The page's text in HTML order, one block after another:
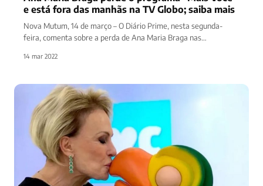
e está fora das manhãs na TV Globo; saiba mais
Nova Mutum, 14 de março – O Diário Prime, nesta segunda-
feira, comenta sobre a perda de Ana Maria Braga nas…
14 mar 2022